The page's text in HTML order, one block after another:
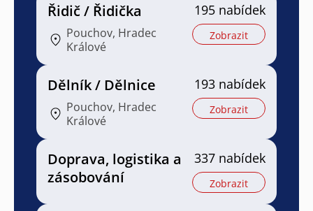
Řidič / Řidička
Pouchov, Hradec
Králové
195 nabídek
Zobrazit
Dělník / Dělnice
Pouchov, Hradec
Králové
193 nabídek
Zobrazit
Doprava, logistika a
zásobování
337 nabídek
Zobrazit